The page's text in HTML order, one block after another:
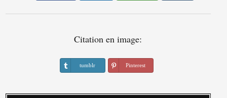
Citation en image:
tumblr Pinterest